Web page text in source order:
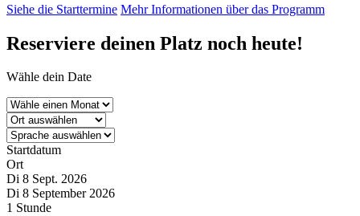
Siehe die Starttermine Mehr Informationen über das Programm
Reserviere deinen Platz noch heute!
Wähle dein Date
Startdatum
Ort
Di 8 Sept. 2026
Di 8 September 2026
1 Stunde